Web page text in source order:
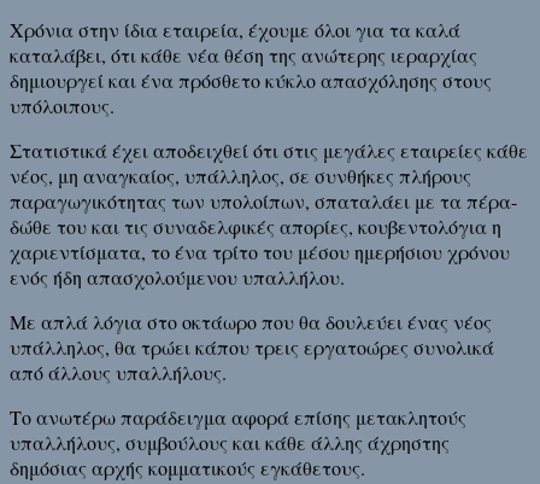
Χρόνια στην ίδια εταιρεία, έχουμε όλοι για τα καλά
καταλάβει, ότι κάθε νέα θέση της ανώτερης ιεραρχίας
δημιουργεί και ένα πρόσθετο κύκλο απασχόλησης στους
υπόλοιπους.
Στατιστικά έχει αποδειχθεί ότι στις μεγάλες εταιρείες κάθε
νέος, μη αναγκαίος, υπάλληλος, σε συνθήκες πλήρους
παραγωγικότητας των υπολοίπων, σπαταλάει με τα πέρα-
δώθε του και τις συναδελφικές απορίες, κουβεντολόγια η
χαριεντίσματα, το ένα τρίτο του μέσου ημερήσιου χρόνου
ενός ήδη απασχολούμενου υπαλλήλου.
Με απλά λόγια στο οκτάωρο που θα δουλεύει ένας νέος
υπάλληλος, θα τρώει κάπου τρεις εργατοώρες συνολικά
από άλλους υπαλλήλους.
Το ανωτέρω παράδειγμα αφορά επίσης μετακλητούς
υπαλλήλους, συμβούλους και κάθε άλλης άχρηστης
δημόσιας αρχής κομματικούς εγκάθετους.